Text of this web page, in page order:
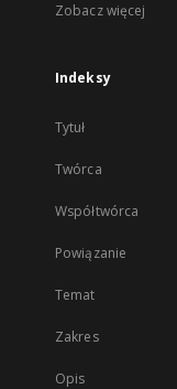
Zobacz więcej
Indeksy
Tytuł
Twórca
Współtwórca
Powiązanie
Temat
Zakres
Opis